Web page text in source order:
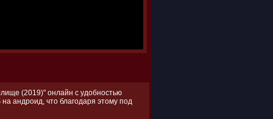
(2019)" онлайн с удобностью
андроид, что благодаря этому под